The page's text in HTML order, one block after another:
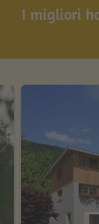
I migliori